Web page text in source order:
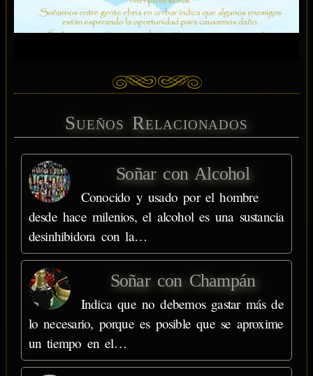
Sueños Relacionados
Soñar con Alcohol
Conocido y usado por el hombre
desde hace milenios, el alcohol es una sustancia
desinhibidora con la…
Soñar con Champán
Indica que no debemos gastar más de
lo necesario, porque es posible que se aproxime
un tiempo en el…